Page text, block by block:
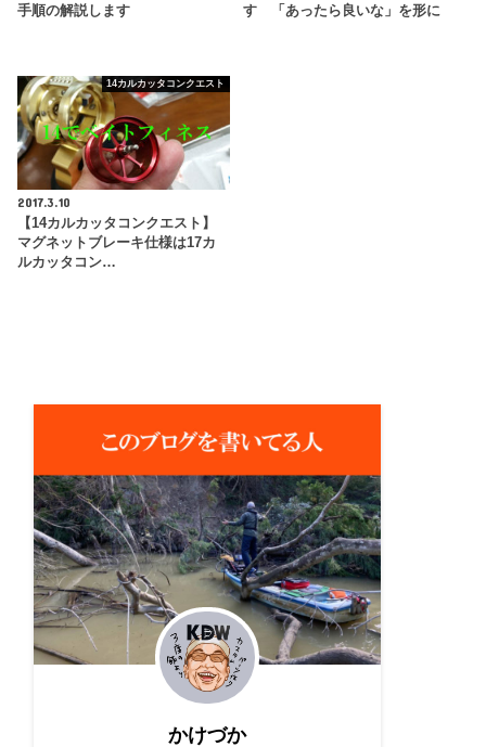
手順の解説します
す 「あったら良いな」を形に
14カルカッタコンクエスト
2017.3.10
【14カルカッタコンクエスト】
マグネットブレーキ仕様は17カ
ルカッタコン…
かけづか